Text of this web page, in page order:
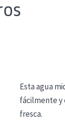
Esta agua
fácilmente y
fresca.